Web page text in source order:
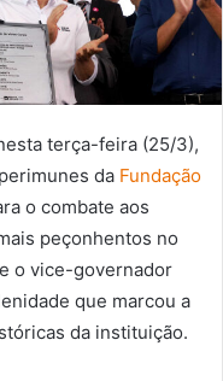
terça-feira (25/3),
da Fundação
o combate aos
peçonhentos no
o vice-governador
que marcou a
da instituição.